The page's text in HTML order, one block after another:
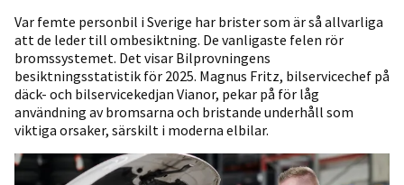
Var femte personbil i Sverige har brister som är så allvarliga
att de leder till ombesiktning. De vanligaste felen rör
bromssystemet. Det visar Bilprovningens
besiktningsstatistik för 2025. Magnus Fritz, bilservicechef på
däck- och bilservicekedjan Vianor, pekar på för låg
användning av bromsarna och bristande underhåll som
viktiga orsaker, särskilt i moderna elbilar.